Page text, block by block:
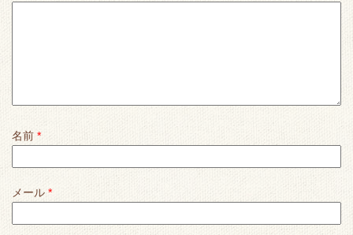
名前 *
メール *